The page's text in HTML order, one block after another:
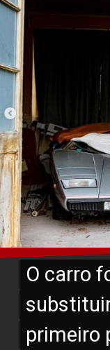
O carro
primeiro
O carro
primeiro